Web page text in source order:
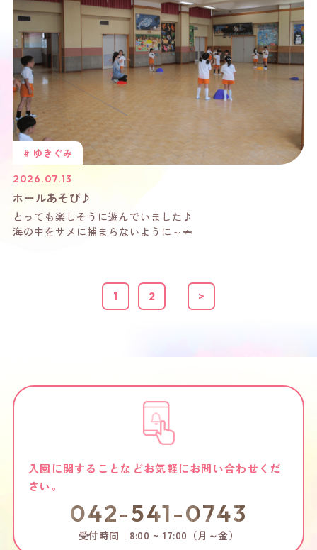
# ゆきぐみ
2026.07.13
ホールあそび♪
とっても楽しそうに遊んでいました♪
海の中をサメに捕まらないように～🦈
1 2 >
入園に関することなどお気軽にお問い合わせくだ
さい。
042-541-0743
受付時間｜8:00 ~ 17:00（月～金）